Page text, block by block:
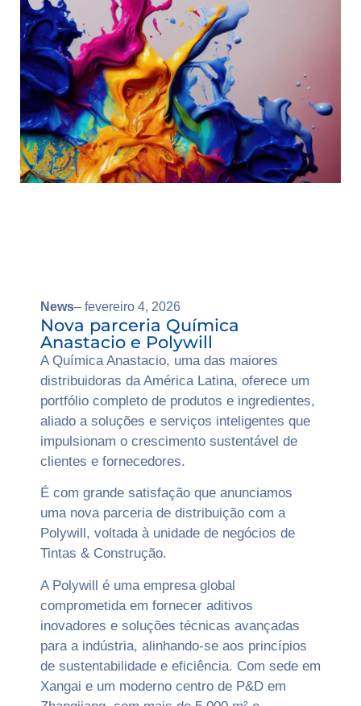
News– fevereiro 4, 2026
Nova parceria Química
Anastacio e Polywill
A Química Anastacio, uma das maiores
distribuidoras da América Latina, oferece um
portfólio completo de produtos e ingredientes,
aliado a soluções e serviços inteligentes que
impulsionam o crescimento sustentável de
clientes e fornecedores.
É com grande satisfação que anunciamos
uma nova parceria de distribuição com a
Polywill, voltada à unidade de negócios de
Tintas & Construção.
A Polywill é uma empresa global
comprometida em fornecer aditivos
inovadores e soluções técnicas avançadas
para a indústria, alinhando-se aos princípios
de sustentabilidade e eficiência. Com sede em
Xangai e um moderno centro de P&D em